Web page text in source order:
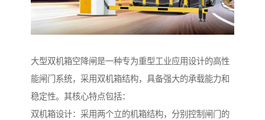
大型双机箱空降闸是一种专为重型工业应用设计的高性
能闸门系统，采用双机箱结构，具备强大的承载能力和
稳定性。其核心特点包括：
双机箱设计：采用两个立的机箱结构，分别控制闸门的